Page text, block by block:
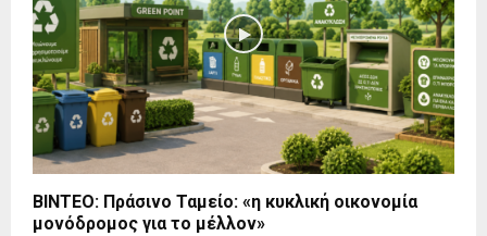
BINTEO: Πράσινο Ταμείο: «η κυκλική οικονομία
μονόδρομος για το μέλλον»